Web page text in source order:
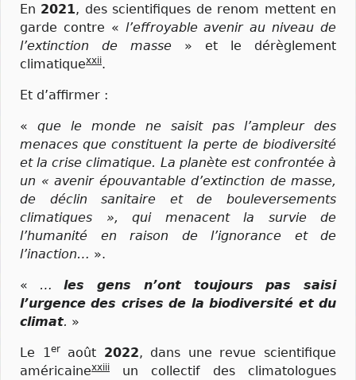
En 2021, des scientifiques de renom mettent en
garde contre « l’effroyable avenir au niveau de
l’extinction de masse » et le dérèglement
climatiquexxii.
Et d’affirmer :
« que le monde ne saisit pas l’ampleur des
menaces que constituent la perte de biodiversité
et la crise climatique. La planète est confrontée à
un « avenir épouvantable d’extinction de masse,
de déclin sanitaire et de bouleversements
climatiques », qui menacent la survie de
l’humanité en raison de l’ignorance et de
l’inaction… ».
« …les gens n’ont toujours pas saisi
l’urgence des crises de la biodiversité et du
climat. »
Le 1er août 2022, dans une revue scientifique
américainexxiii
un collectif des climatologues